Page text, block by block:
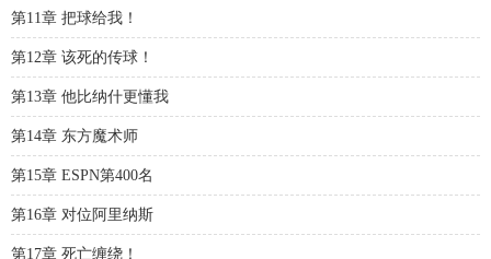
第11章 把球给我！
第12章 该死的传球！
第13章 他比纳什更懂我
第14章 东方魔术师
第15章 ESPN第400名
第16章 对位阿里纳斯
第17章 死亡缠绕！